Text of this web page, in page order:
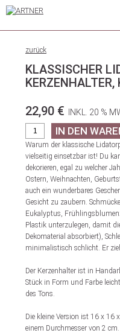
zurück
KLASSISCHER
22,90 €
INKL. 20 %
Warum der klassische
vielseitig einsetzbar ist! Du
dekorieren, egal zu welcher
Ostern, Weihnachten,
auch ein wunderbares
Gesicht zu zaubern.
Eukalyptus,
Plastik unterzulegen, damit
Dekomaterial absorbiert),
minimalistisch schlicht. Er
Der Kerzenhalter ist in
Stück in Form und Farbe
des Tons.
Die kleine Version ist 16 x 16
einem Durchmesser von 2 cm.